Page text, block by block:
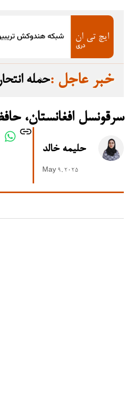
حمله انتحاری سوات؛ گرفت
: خبر عاجل
سرقونسل افغانستان،
حلیمه خالد
May 9, 2025